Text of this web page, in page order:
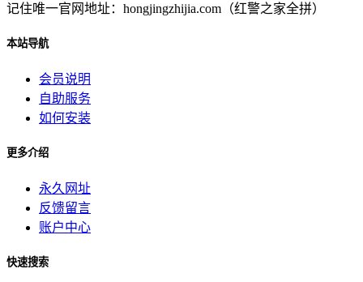
记住唯一官网地址：hongjingzhijia.com（红警之家全拼）
本站导航
会员说明
自助服务
如何安装
更多介绍
永久网址
反馈留言
账户中心
快速搜索